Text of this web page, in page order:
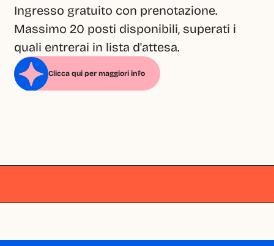
Ingresso gratuito con prenotazione.
Massimo 20 posti disponibili, superati i
quali entrerai in lista d'attesa.
Clicca qui per maggiori info